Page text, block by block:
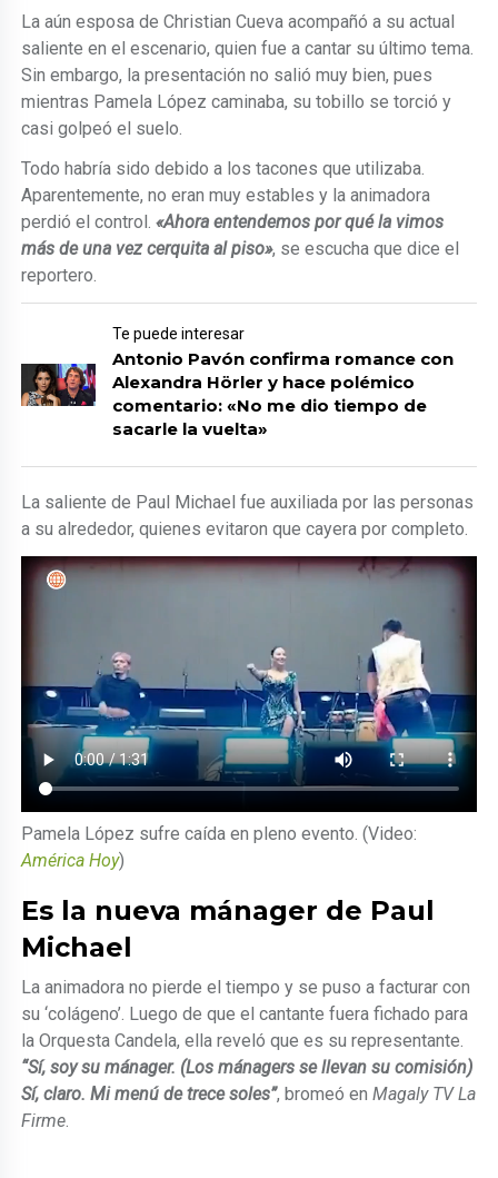
La aún esposa de Christian Cueva acompañó a su actual
saliente en el escenario, quien fue a cantar su último tema.
Sin embargo, la presentación no salió muy bien, pues
mientras Pamela López caminaba, su tobillo se torció y
casi golpeó el suelo.
Todo habría sido debido a los tacones que utilizaba.
Aparentemente, no eran muy estables y la animadora
perdió el control.«Ahora entendemos por qué la vimos
más de una vez cerquita al piso», se escucha que dice el
reportero.
Te puede interesar
Antonio Pavón confirma romance con
Alexandra Hörler y hace polémico
comentario: «No me dio tiempo de
sacarle la vuelta»
La saliente de Paul Michael fue auxiliada por las personas
a su alrededor, quienes evitaron que cayera por completo.
Pamela López sufre caída en pleno evento. (Video:
América Hoy)
Es la nueva mánager de Paul
Michael
La animadora no pierde el tiempo y se puso a facturar con
su ‘colágeno’. Luego de que el cantante fuera fichado para
la Orquesta Candela, ella reveló que es su representante.
“Sí, soy su mánager. (Los mánagers se llevan su comisión)
Sí, claro. Mi menú de trece soles”, bromeó enMagaly TV La
Firme